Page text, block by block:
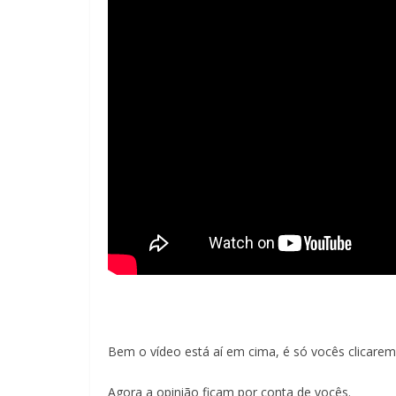
Bem o vídeo está aí em cima, é só vocês
Agora a opinião ficam por conta de vocês.